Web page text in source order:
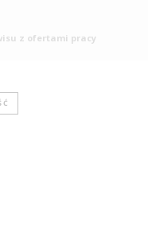
z ofertami pracy